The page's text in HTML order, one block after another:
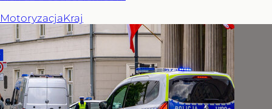
MotoryzacjaKraj